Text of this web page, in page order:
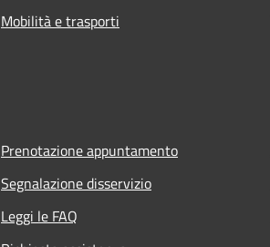
Mobilità e trasporti
Prenotazione appuntamento
Segnalazione disservizio
Leggi le FAQ